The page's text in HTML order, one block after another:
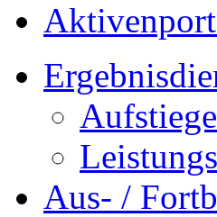
Aufstiege
Aus- /